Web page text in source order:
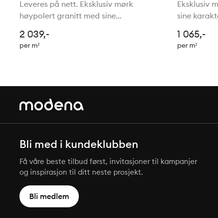
Leveres på nett. Eksklusiv mørk
høypolert granitt med sine
kopperkrystaller. Velegnet i alle rom.
Ypperlig i kombinasjon med keramiske
2 039,-
per m²
Eksklusiv
sine
Ypperlig i
fliser.
1 065,-
per m²
Bli med i kundeklubben
Få våre beste tilbud først, invitasjoner til kampanjer
og inspirasjon til ditt neste prosjekt.
Bli medlem